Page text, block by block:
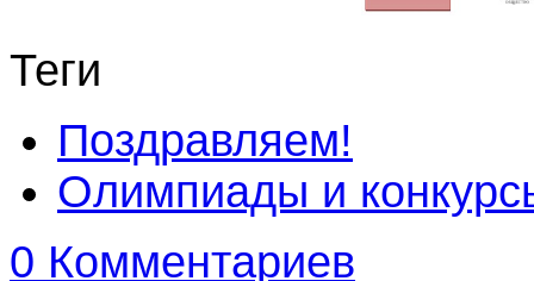
Теги
Поздравляем!
Олимпиады и
0 Комментариев